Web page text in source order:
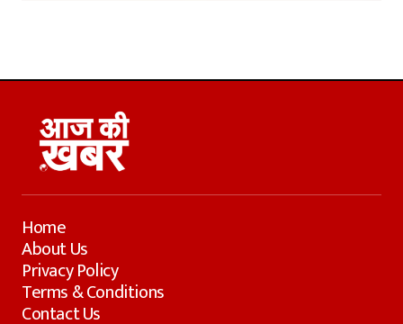
Home
About Us
Privacy Policy
Terms & Conditions
Contact Us